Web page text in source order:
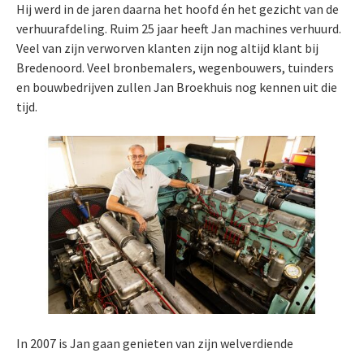
Hij werd in de jaren daarna het hoofd én het gezicht van de
verhuurafdeling. Ruim 25 jaar heeft Jan machines verhuurd.
Veel van zijn verworven klanten zijn nog altijd klant bij
Bredenoord. Veel bronbemalers, wegenbouwers, tuinders
en bouwbedrijven zullen Jan Broekhuis nog kennen uit die
tijd.
In 2007 is Jan gaan genieten van zijn welverdiende